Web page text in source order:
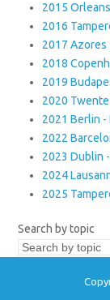
2015
2016
2017 Azores
2018
2019
2020
2021 Berlin -
2022
2023 Dublin
2024
2025
Search by topic